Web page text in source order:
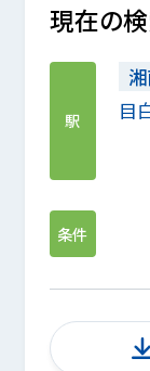
現在の
駅
目
条件